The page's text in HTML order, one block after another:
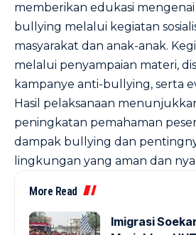
memberikan edukasi
bullying melalui kegiatan
masyarakat dan anak-anak.
melalui penyampaian materi,
kampanye anti-bullying, serta
Hasil pelaksanaan
peningkatan pemahaman
dampak bullying dan
lingkungan yang aman dan
More Read
Imigrasi